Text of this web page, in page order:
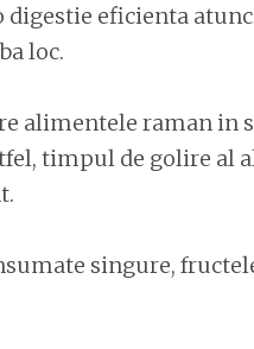
digestie eficienta
loc.
alimentele raman in
timpul de golire
singure,